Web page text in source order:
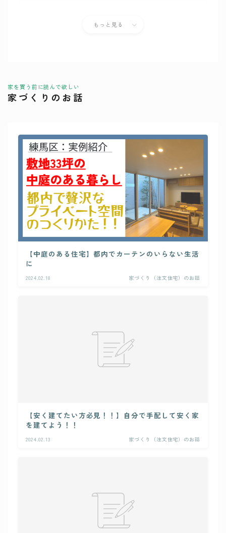
もっと見る
家を買う前に読んで欲しい
家づくりのお話
【中庭のある住宅】都内でカーテンのいらない生活
に
2024.02.18 家づくり（注文住宅）のお話
【安く建てたい方必見！！】自分で手配して安く家
を建てよう！！
2024.02.13 家づくり（注文住宅）のお話